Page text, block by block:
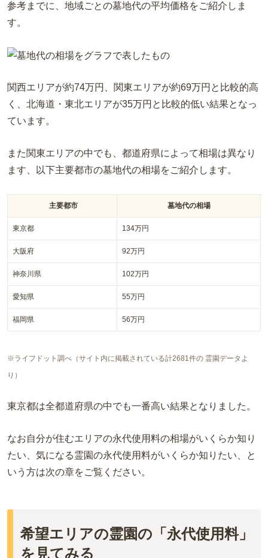
参考までに、地域ごとの墓地代の平均価格をご紹介しま
す。
関西エリアが約74万円、関東エリアが約69万円と比較的高
く、北海道・東北エリアが35万円と比較的低い結果となっ
ています。
また関東エリアの中でも、都道府県によって相場は異なり
ます、以下主要都市の墓地代の相場をご紹介します。
主要都市 墓地代の相場
東京都 134万円
大阪府 92万円
神奈川県 102万円
愛知県 55万円
福岡県 56万円
※ライフドット調べ（サイト内に掲載されている計2681件の 霊園データよ
り）
東京都は全都道府県の中でも一番高い結果となりました。
なお自分が住むエリアの永代使用料の相場がいくらか知り
たい、気になる霊園の永代使用料がいくらか知りたい、と
いう方は次の章をご覧ください。
希望エリアの霊園の「永代使用料」
を見てみる